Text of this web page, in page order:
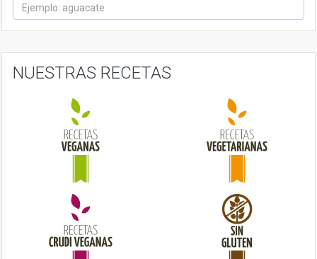
i
g
NUESTRAS RECETAS